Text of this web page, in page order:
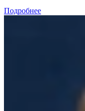
Подробнее